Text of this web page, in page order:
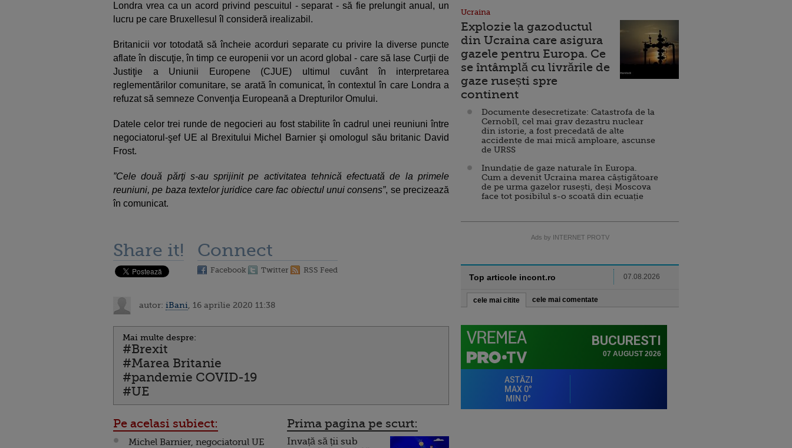
Londra vrea ca un acord privind pescuitul - separat - să fie prelungit anual, un
lucru pe care Bruxellesul îl consideră irealizabil.
Britanicii vor totodată să încheie acorduri separate cu privire la diverse puncte
aflate în discuţie, în timp ce europenii vor un acord global - care să lase Curţii de
Justiţie a Uniunii Europene (CJUE) ultimul cuvânt în interpretarea
reglementărilor comunitare, se arată în comunicat, în contextul în care Londra a
refuzat să semneze Convenţia Europeană a Drepturilor Omului.
Datele celor trei runde de negocieri au fost stabilite în cadrul unei reuniuni între
negociatorul-şef UE al Brexitului Michel Barnier şi omologul său britanic David
Frost.
”Cele două părţi s-au sprijinit pe activitatea tehnică efectuată de la primele
reuniuni, pe baza textelor juridice care fac obiectul unui consens”, se precizează
în comunicat.
Share it! Connect
Facebook Twitter RSS Feed
autor: iBani , 16 aprilie 2020 11:38
Mai multe despre:
#Brexit
#Marea Britanie
#pandemie COVID-19
#UE
Pe acelasi subiect:
Michel Barnier, negociatorul UE
Prima pagina pe scurt:
Invață să ții sub
Ucraina
Explozie la gazoductul
din Ucraina care asigura
gazele pentru Europa. Ce
se întâmplă cu livrările de
gaze rusești spre
continent
Documente desecretizate: Catastrofa de la
Cernobîl, cel mai grav dezastru nuclear
din istorie, a fost precedată de alte
accidente de mai mică amploare, ascunse
de URSS
Inundație de gaze naturale în Europa.
Cum a devenit Ucraina marea câștigătoare
de pe urma gazelor rusești, deși Moscova
face tot posibilul s-o scoată din ecuație
Ads by INTERNET PROTV
Top articole incont.ro 07.08.2026
cele mai citite cele mai comentate